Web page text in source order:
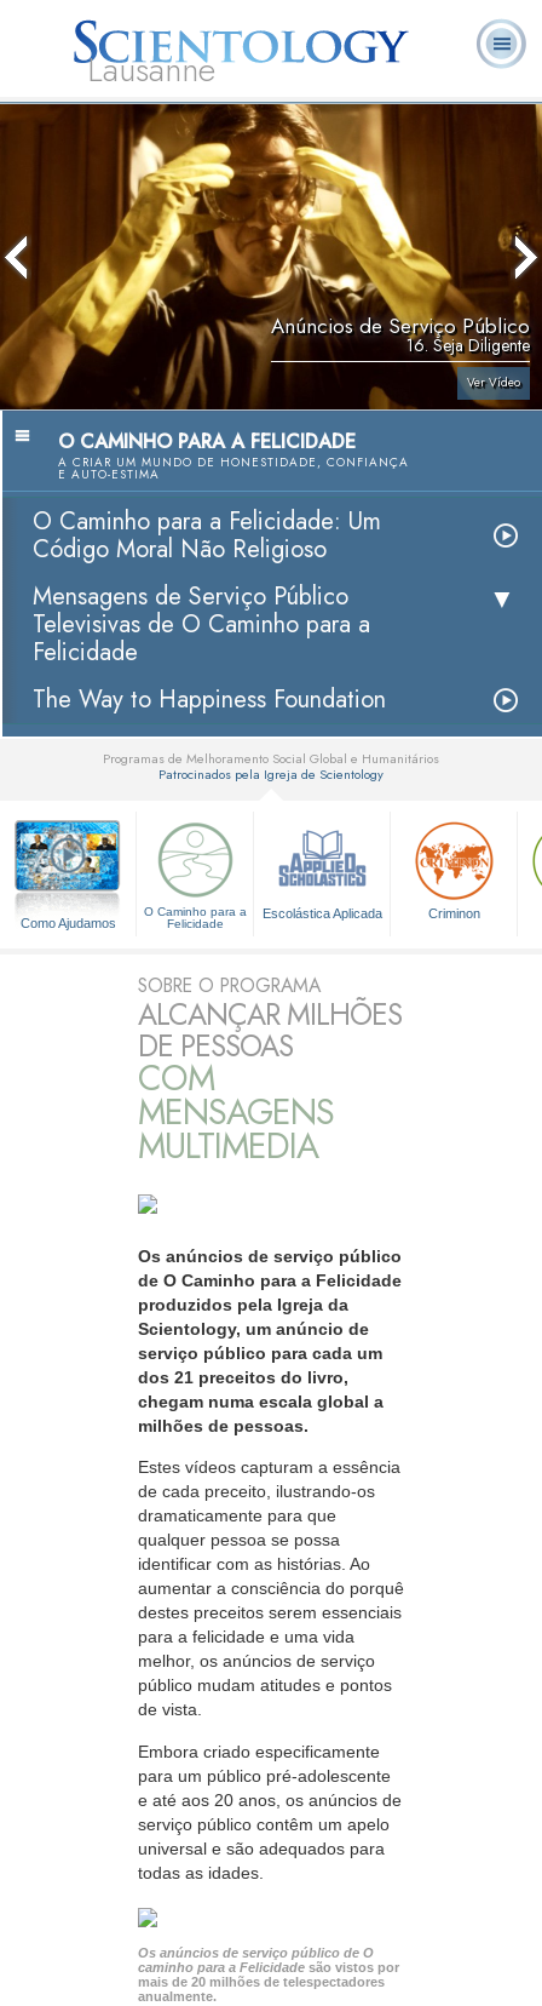
Lausanne
Hubbard
O que é
Scientology?
Ministros
Voluntários
Perguntas
Anúncios de Serviço Público
16. Seja Diligente
Ver Vídeo
O CAMINHO PARA A FELICIDADE
A CRIAR UM MUNDO DE HONESTIDADE, CONFIANÇA
E AUTO-ESTIMA
O Caminho para a Felicidade: Um
Código Moral Não Religioso
Mensagens de Serviço Público
Televisivas de O Caminho para a
Felicidade
The Way to Happiness Foundation
Programas de Melhoramento Social Global e Humanitários
Patrocinados pela Igreja de Scientology
Como Ajudamos
O Caminho para a
Felicidade
Escolástica Aplicada Criminon
SOBRE O PROGRAMA
ALCANÇAR MILHÕES
DE PESSOAS
COM
MENSAGENS
MULTIMEDIA
Os anúncios de serviço público
de O Caminho para a Felicidade
produzidos pela Igreja da
Scientology, um anúncio de
serviço público para cada um
dos 21 preceitos do livro,
chegam numa escala global a
milhões de pessoas.
Estes vídeos capturam a essência
de cada preceito, ilustrando‑os
dramaticamente para que
qualquer pessoa se possa
identificar com as histórias. Ao
aumentar a consciência do porquê
destes preceitos serem essenciais
para a felicidade e uma vida
melhor, os anúncios de serviço
público mudam atitudes e pontos
de vista.
Embora criado especificamente
para um público pré‑adolescente
e até aos 20 anos, os anúncios de
serviço público contêm um apelo
universal e são adequados para
todas as idades.
Os anúncios de serviço público de O
caminho para a Felicidade são vistos por
mais de 20 milhões de telespectadores
anualmente.